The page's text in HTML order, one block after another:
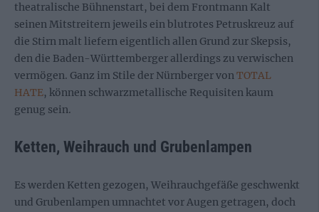
theatralische Bühnenstart, bei dem Frontmann Kalt
seinen Mitstreitern jeweils ein blutrotes Petruskreuz auf
die Stirn malt liefern eigentlich allen Grund zur Skepsis,
den die Baden-Württemberger allerdings zu verwischen
vermögen. Ganz im Stile der Nürnberger vonTOTAL
HATE, können schwarzmetallische Requisiten kaum
genug sein.
Ketten, Weihrauch und Grubenlampen
Es werden Ketten gezogen, Weihrauchgefäße geschwenkt
und Grubenlampen umnachtet vor Augen getragen, doch